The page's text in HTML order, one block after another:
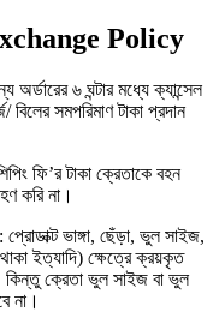
Policy
অর্ডারের ৬ ঘন্টার মধ্যে ক্যান্সেল
বিলের সমপরিমাণ টাকা প্রদান
ফি’র টাকা ক্রেতাকে বহন
করি না।
ভাঙ্গা, ছেঁড়া, ভুল সাইজ,
থাকা ইত্যাদি) ক্ষেত্রে ক্রয়কৃত
কিন্তু ক্রেতা ভুল সাইজ বা ভুল
না।